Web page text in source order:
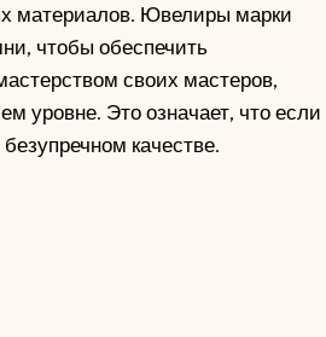
материалов. Ювелиры марки
чтобы обеспечить
своих мастеров,
уровне. Это означает, что если
качестве.